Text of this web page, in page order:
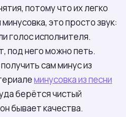
потому что их легко
это просто звук:
голос исполнителя.
под него можно петь.
сам минус из
минусовка из песни
берётся чистый
бывает качества.